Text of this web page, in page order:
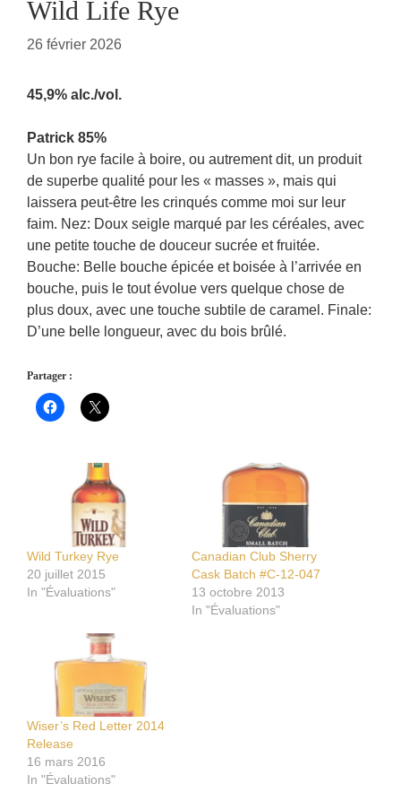
Wild Life Rye
26 février 2026
45,9% alc./vol.
Patrick 85%
Un bon rye facile à boire, ou autrement dit, un produit
de superbe qualité pour les « masses », mais qui
laissera peut-être les crinqués comme moi sur leur
faim. Nez: Doux seigle marqué par les céréales, avec
une petite touche de douceur sucrée et fruitée.
Bouche: Belle bouche épicée et boisée à l’arrivée en
bouche, puis le tout évolue vers quelque chose de
plus doux, avec une touche subtile de caramel. Finale:
D’une belle longueur, avec du bois brûlé.
Partager :
Wild Turkey Rye
20 juillet 2015
In "Évaluations"
Canadian Club Sherry
Cask Batch #C-12-047
13 octobre 2013
In "Évaluations"
Wiser’s Red Letter 2014
Release
16 mars 2016
In "Évaluations"